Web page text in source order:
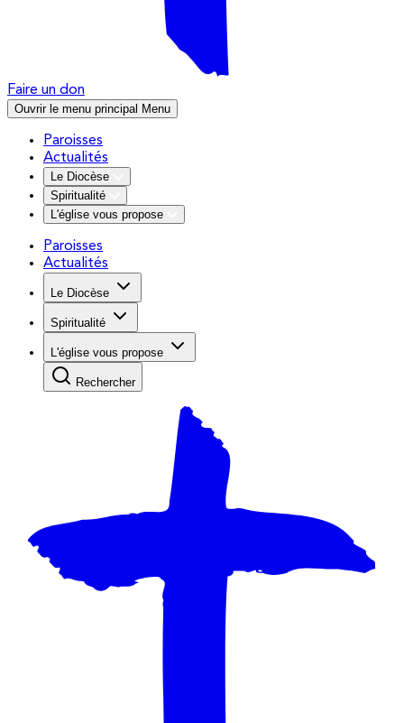
Faire un don
Ouvrir le menu principal Menu
Paroisses
Actualités
Le Diocèse
Spiritualité
L'église vous propose
Paroisses
Actualités
Le Diocèse
Spiritualité
L'église vous propose
Rechercher